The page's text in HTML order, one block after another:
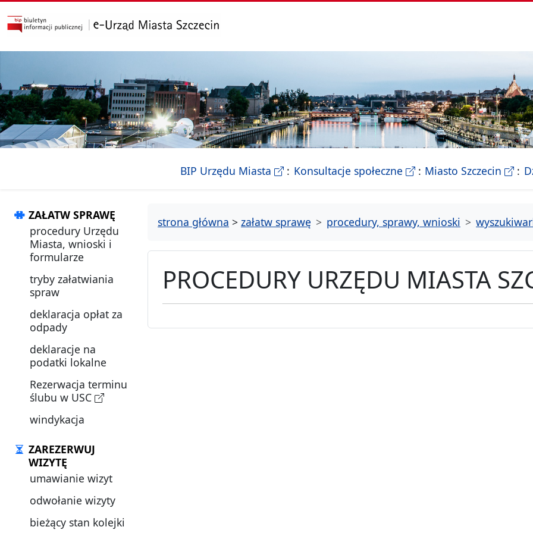
przejdź do głównego menu
BIP Urzędu Miasta - Biletyn Informacji Publicznej Urzedu Miasta
Konsultacje społeczne- strona konsultacji Miasta
Miasto Szczecin -
ZAŁATW SPRAWĘ
procedury Urzędu
Miasta, wnioski i
formularze
tryby załatwiania
spraw
deklaracja opłat za
odpady
deklaracje na
podatki lokalne
Rezerwacja terminu
ślubu w USC
windykacja
ZAREZERWUJ
WIZYTĘ
umawianie wizyt
odwołanie wizyty
bieżący stan kolejki
strona główna > załatw sprawę procedury, sprawy, wnioski
PROCEDURY URZĘDU MIASTA